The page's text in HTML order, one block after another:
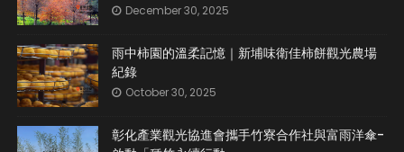
December 30, 2025
雨中柿園的溫柔記憶｜新埔味衛佳柿餅觀光農場
紀錄
October 30, 2025
彰化產業觀光協進會攜手竹寮合作社與富雨洋傘-